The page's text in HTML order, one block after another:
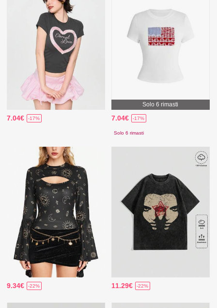
7.04€ -17%
Solo 6 rimasti
7.04€ -17%
Solo 6 rimasti
9.34€ -22% 11.29€ -22%